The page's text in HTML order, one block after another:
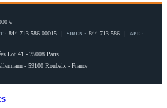
€
: 844 713 586 00015 SIREN : 844 713 586 APE :
Lot 41 - 75008 Paris
- 59100 Roubaix - France